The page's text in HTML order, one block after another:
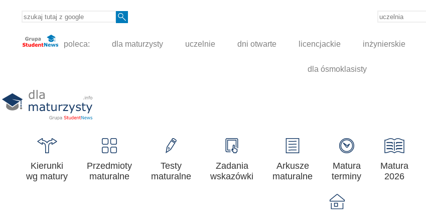
poleca: dla maturzysty uczelnie dni otwarte licencjackie inżynierskie
dla ósmoklasisty
Kierunki
wg matury
Przedmioty
maturalne
Testy
maturalne
Zadania
wskazówki
Arkusze
maturalne
Matura
terminy
Matura
2026